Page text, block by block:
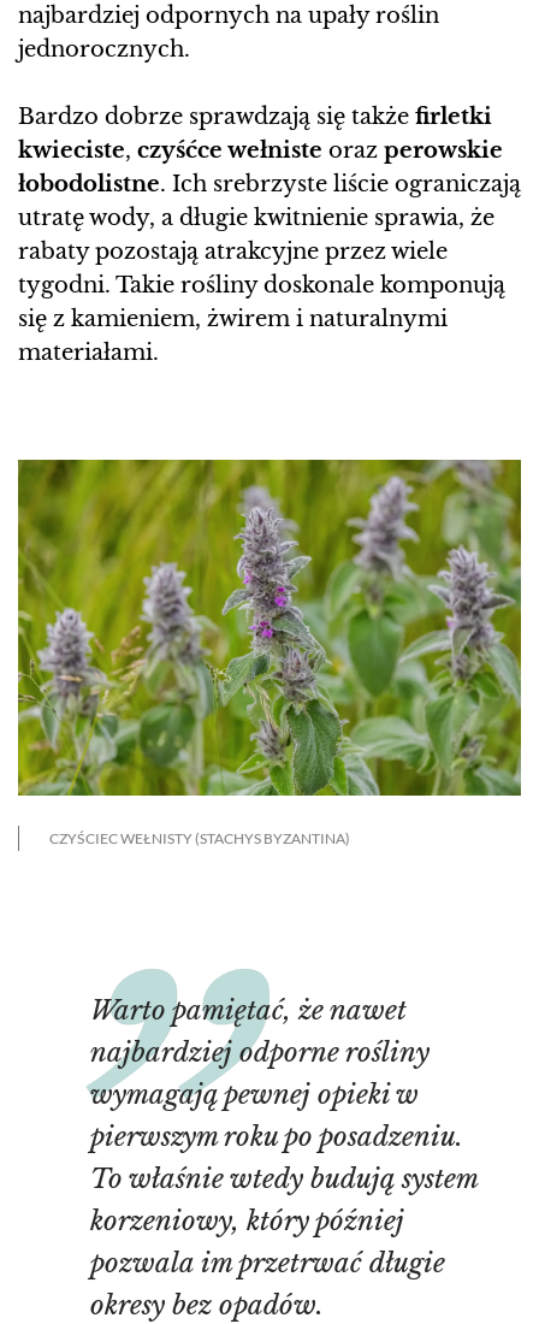
najbardziej odpornych na upały roślin
jednorocznych.
Bardzo dobrze sprawdzają się także firletki
kwieciste, czyśćce wełniste oraz perowskie
łobodolistne. Ich srebrzyste liście ograniczają
utratę wody, a długie kwitnienie sprawia, że
rabaty pozostają atrakcyjne przez wiele
tygodni. Takie rośliny doskonale komponują
się z kamieniem, żwirem i naturalnymi
materiałami.
CZYŚCIEC WEŁNISTY (STACHYS BYZANTINA)
Warto pamiętać, że nawet
najbardziej odporne rośliny
wymagają pewnej opieki w
pierwszym roku po posadzeniu.
To właśnie wtedy budują system
korzeniowy, który później
pozwala im przetrwać długie
okresy bez opadów.